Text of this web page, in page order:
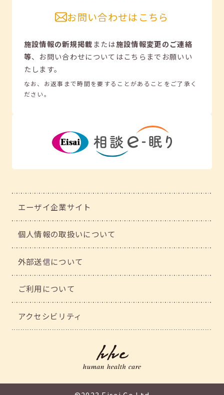
お問い合わせはこちら
施設情報の新規掲載または施設情報変更のご連絡
等、 お問い合わせについてはこちらまでお願いい
たします。
なお、お返事まで時間を要することがあることをご了承く
ださい。
エーザイ企業サイト
個人情報の取扱いについて
外部送信について
ご利用について
アクセシビリティ